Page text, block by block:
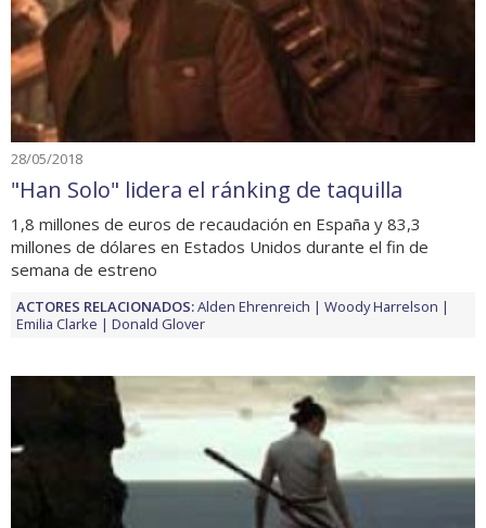
28/05/2018
"Han Solo" lidera el ránking de taquilla
1,8 millones de euros de recaudación en España y 83,3
millones de dólares en Estados Unidos durante el fin de
semana de estreno
ACTORES RELACIONADOS:Alden Ehrenreich
Woody Harrelson
Emilia Clarke
Donald Glover